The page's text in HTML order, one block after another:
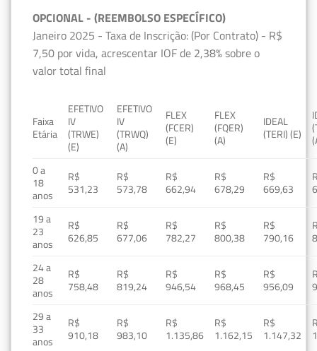
OPCIONAL - (REEMBOLSO ESPECÍFICO)
Janeiro 2025 - Taxa de Inscrição: (Por Contrato) - R$
7,50 por vida, acrescentar IOF de 2,38% sobre o
valor total final
Faixa
Etária
EFETIVO
IV
(TRWE)
(E)
EFETIVO
IV
(TRWQ)
(A)
FLEX
(FCER)
(E)
FLEX
(FQER)
(A)
IDEAL
(TERI) (E)
0 a
18
anos
R$
531,23
R$
573,78
R$
662,94
R$
678,29
R$
669,63
19 a
23
anos
R$
626,85
R$
677,06
R$
782,27
R$
800,38
R$
790,16
24 a
28
anos
R$
758,48
R$
819,24
R$
946,54
R$
968,45
R$
956,09
29 a
33
anos
R$
910,18
R$
983,10
R$
1.135,86
R$
1.162,15
R$
1.147,32